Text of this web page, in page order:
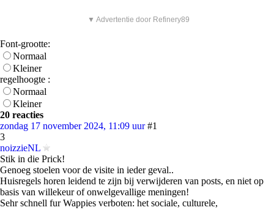
▼ Advertentie door Refinery89
Font-grootte:
Normaal
Kleiner
regelhoogte :
Normaal
Kleiner
20 reacties
zondag 17 november 2024, 11:09 uur #1
3
noizzieNL
Stik in die Prick!
Genoeg stoelen voor de visite in ieder geval..
Huisregels horen leidend te zijn bij verwijderen van posts, en niet op
basis van willekeur of onwelgevallige meningen!
Sehr schnell fur Wappies verboten: het sociale, culturele,